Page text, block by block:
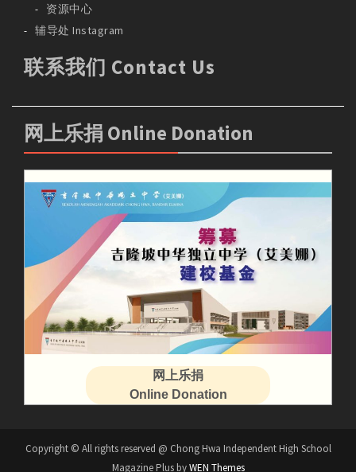
资源中心
辅导处 Instagram
联系我们 Contact Us
网上乐捐 Online Donation
网上乐捐
Online Donation
Copyright © All rights reserved @ Chong Hwa Independent High School
Magazine Plus byWEN Themes